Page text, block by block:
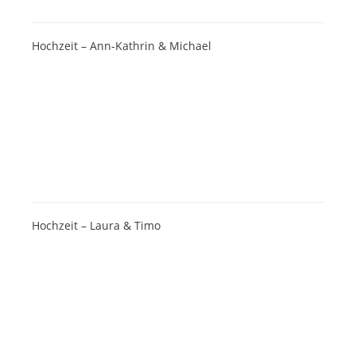
Hochzeit – Ann-Kathrin & Michael
Hochzeit – Laura & Timo